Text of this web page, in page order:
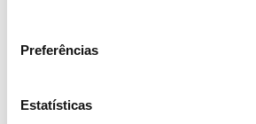
Preferências
Estatísticas